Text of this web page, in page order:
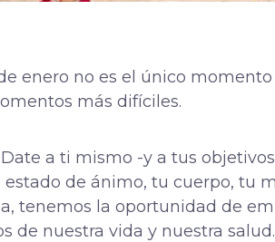
enero no es el único
más difíciles.
a ti mismo -y a tus
de ánimo, tu cuerpo, tu
tenemos la oportunidad de
de nuestra vida y nuestra salud.